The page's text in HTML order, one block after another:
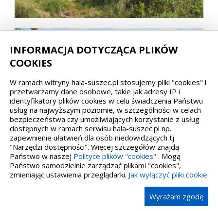
INFORMACJA DOTYCZĄCA PLIKÓW
COOKIES
W ramach witryny hala-suszec.pl stosujemy pliki "cookies" i
przetwarzamy dane osobowe, takie jak adresy IP i
identyfikatory plików cookies w celu świadczenia Państwu
usług na najwyższym poziomie, w szczególności w celach
bezpieczeństwa czy umożliwiających korzystanie z usług
dostępnych w ramach serwisu hala-suszec.pl np.
zapewnienie ułatwień dla osób niedowidzących tj.
"Narzędzi dostępności". Więcej szczegółów znajdą
Państwo w naszej Polityce plików "cookies" . Mogą
Państwo samodzielnie zarządzać plikami "cookies",
zmieniając ustawienia przeglądarki. Jak wyłączyć pliki cookie
Wyrażam zgodę